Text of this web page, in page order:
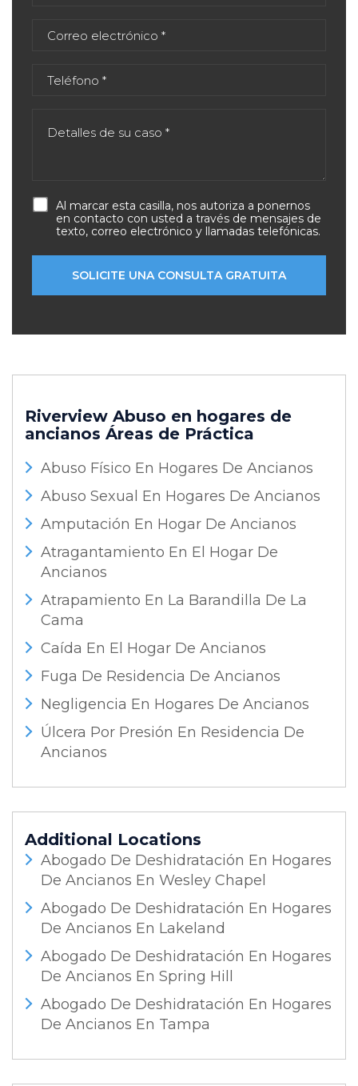
Al marcar esta casilla, nos autoriza a ponernos
en contacto con usted a través de mensajes de
texto, correo electrónico y llamadas telefónicas.
Riverview Abuso en hogares de
ancianos Áreas de Práctica
Abuso Físico En Hogares De Ancianos
Abuso Sexual En Hogares De Ancianos
Amputación En Hogar De Ancianos
Atragantamiento En El Hogar De
Ancianos
Atrapamiento En La Barandilla De La
Cama
Caída En El Hogar De Ancianos
Fuga De Residencia De Ancianos
Negligencia En Hogares De Ancianos
Úlcera Por Presión En Residencia De
Ancianos
Additional Locations
Abogado De Deshidratación En Hogares
De Ancianos En Wesley Chapel
Abogado De Deshidratación En Hogares
De Ancianos En Lakeland
Abogado De Deshidratación En Hogares
De Ancianos En Spring Hill
Abogado De Deshidratación En Hogares
De Ancianos En Tampa